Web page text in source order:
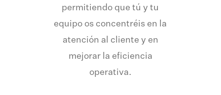
permitiendo que tú y tu
equipo os concentréis en la
atención al cliente y en
mejorar la eficiencia
operativa.